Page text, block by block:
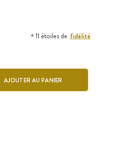
+ 11 étoiles de fidélité
AJOUTER AU PANIER